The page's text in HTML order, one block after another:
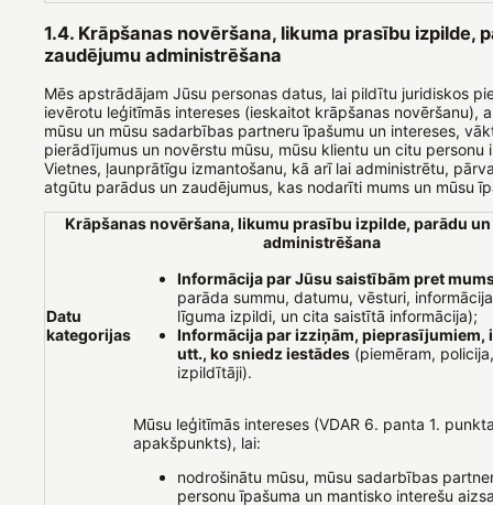
1.4. Krāpšanas novēršana, likuma prasību izpilde,
zaudējumu administrēšana
Mēs apstrādājam Jūsu personas datus, lai pildītu juridiskos
ievērotu leģitīmās intereses (ieskaitot krāpšanas novēršanu),
mūsu un mūsu sadarbības partneru īpašumu un intereses,
pierādījumus un novērstu mūsu, mūsu klientu un citu personu
Vietnes, ļaunprātīgu izmantošanu, kā arī lai administrētu,
atgūtu parādus un zaudējumus, kas nodarīti mums un mūsu
Krāpšanas novēršana, likumu prasību izpilde, parādu
administrēšana
Datu
kategorijas
Informācija par Jūsu saistībām pret
parāda summu, datumu, vēsturi,
līguma izpildi, un cita saistītā informācija);
Informācija par izziņām, pieprasījumiem,
utt., ko sniedz iestādes (piemēram,
izpildītāji).
Mūsu leģitīmās intereses (VDAR 6. panta 1.
apakšpunkts), lai:
nodrošinātu mūsu, mūsu sadarbības
personu īpašuma un mantisko interešu